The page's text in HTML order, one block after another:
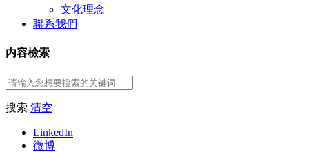
文化理念
聯系我們
内容檢索
搜索 清空
LinkedIn
微博